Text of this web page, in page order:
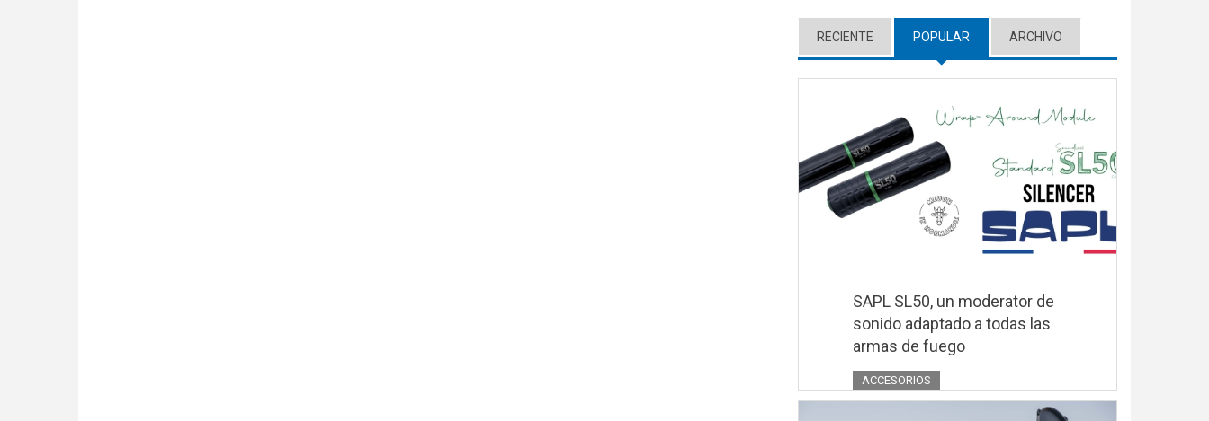
RECIENTE POPULAR (ACTIVE TAB)
ARCHIVO
SAPL SL50, un moderator de
sonido adaptado a todas las
armas de fuego
ACCESORIOS